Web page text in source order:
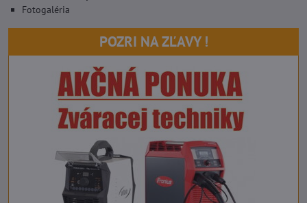
Fotogaléria
POZRI NA ZĽAVY !